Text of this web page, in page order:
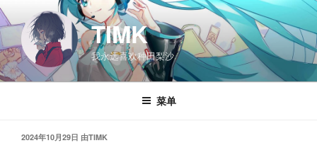
跳
至
内
容
TIMK
我永远喜欢种田梨沙
菜单
发
2024年10月29日 由TIMK